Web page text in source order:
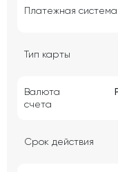
Платежная система
Тип карты
Валюта
счета
Срок действия